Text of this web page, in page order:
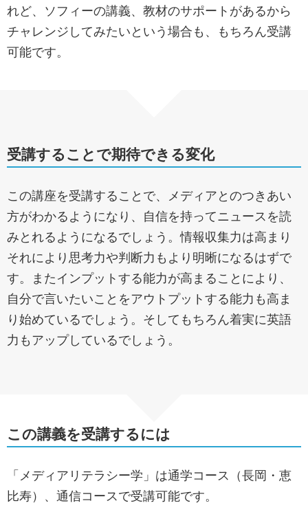
れど、ソフィーの講義、教材のサポートがあるから
チャレンジしてみたいという場合も、もちろん受講
可能です。
受講することで期待できる変化
この講座を受講することで、メディアとのつきあい
方がわかるようになり、自信を持ってニュースを読
みとれるようになるでしょう。情報収集力は高まり
それにより思考力や判断力もより明晰になるはずで
す。またインプットする能力が高まることにより、
自分で言いたいことをアウトプットする能力も高ま
り始めているでしょう。そしてもちろん着実に英語
力もアップしているでしょう。
この講義を受講するには
「メディアリテラシー学」は通学コース（長岡・恵
比寿）、通信コースで受講可能です。